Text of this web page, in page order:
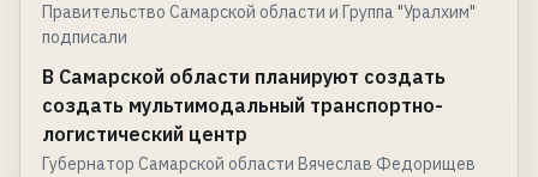
Правительство Самарской области и Группа "Уралхим"
подписали
В Самарской области планируют создать
создать мультимодальный транспортно-
логистический центр
Губернатор Самарской области Вячеслав Федорищев